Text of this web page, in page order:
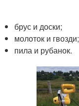
брус и доски;
молоток и гвозди;
пила и рубанок.